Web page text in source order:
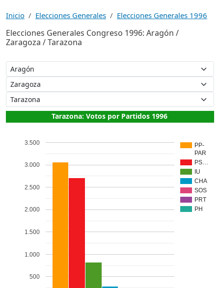
Inicio Elecciones Generales Elecciones Generales 1996
Elecciones Generales Congreso 1996: Aragón /
Zaragoza / Tarazona
Tarazona: Votos por Partidos 1996
PP-
PAR
PS…
IU
CHA
SOS
PRT
PH
500
1.000
1.500
2.000
2.500
3.000
3.500